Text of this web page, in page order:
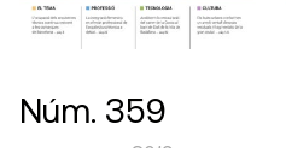
Núm. 359